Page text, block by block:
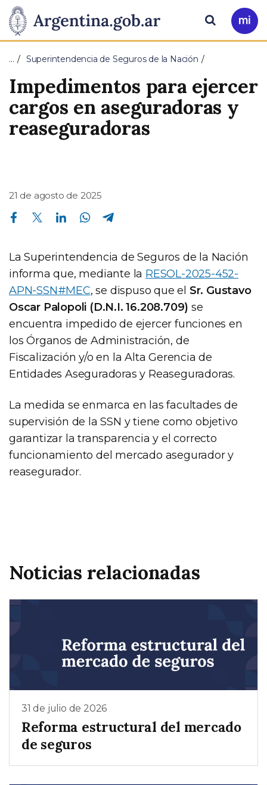
Presidencia
de
la
Nación
Pasar al contenido principal
Ir
a
Buscar
… Superintendencia de Seguros de la Nación
Impedimentos para ejercer
cargos en aseguradoras y
reaseguradoras
21 de agosto de 2025
Compartir en Facebook Compartir en Twitter Compartir en Linkedin Compartir en Whatsapp
La Superintendencia de Seguros de la Nación
informa que, mediante la RESOL-2025-452-
APN-SSN#MEC, se dispuso que el Sr. Gustavo
Oscar Palopoli (D.N.I. 16.208.709) se
encuentra impedido de ejercer funciones en
los Órganos de Administración, de
Fiscalización y/o en la Alta Gerencia de
Entidades Aseguradoras y Reaseguradoras.
La medida se enmarca en las facultades de
supervisión de la SSN y tiene como objetivo
garantizar la transparencia y el correcto
funcionamiento del mercado asegurador y
reasegurador.
Noticias relacionadas
31 de julio de 2026
Reforma estructural del mercado
de seguros